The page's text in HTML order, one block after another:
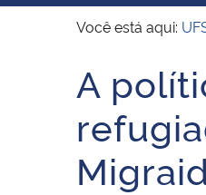
Secretaria de Governo
Você está aqui:
Início do conteúdo
A